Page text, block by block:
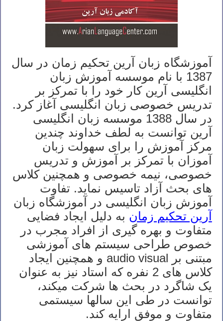
آموزشگاه زبان آرین تحکیم زمان در سال
1387 با نام موسسه آموزش زبان
انگلیسی آرین کار خود را با تمرکز بر
تدریس خصوصی زبان انگلیسی آغاز کرد.
در سال 1388 موسسه زبان انگلیسی
آرین توانست به لطف خداوند چندین
مرکز آموزش را برای سهولت زبان
آموزان با تمرکز بر آموزش و تدریس
خصوصی، نیمه خصوصی و همچنین کلاس
های بحث آزاد تاسیس نماید. تفاوت
آموزش زبان انگلیسی در آموزشگاه زبان
آرین تحکیم زمان به دلیل ایجاد فضایی
متفاوت و بهره گیری از افراد مجرب در
خصوص طراحی سیستم های آموزشی
مبتنی بر audio visual و همچنین ایجاد
کلاس های 2 نفره که استاد نیز به عنوان
یک شاگرد در بحث ها شرکت میکند،
توانست در طی این سالها سیستمی
متفاوت و موفق ارایه کند.